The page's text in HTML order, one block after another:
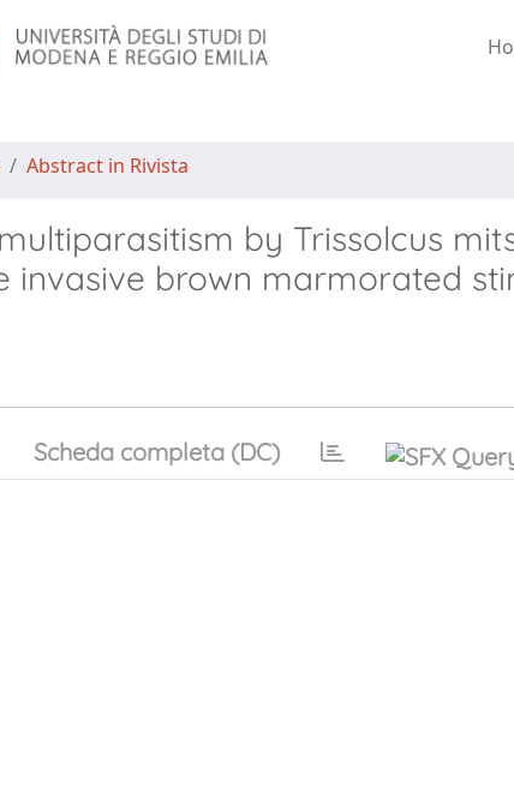
Abstract in Rivista
by Trissolcus
invasive brown marmorated
Scheda completa (DC)